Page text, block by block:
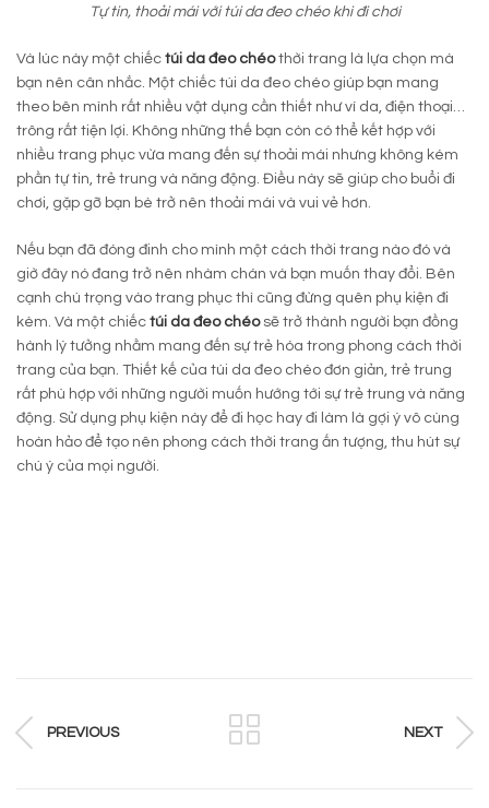
Tự tin, thoải mái với túi da đeo chéo khi đi chơi
Và lúc này một chiếc túi da đeo chéothời trang là lựa chọn mà
bạn nên cân nhắc. Một chiếc túi da đeo chéo giúp bạn mang
theo bên mình rất nhiều vật dụng cần thiết như ví da, điện thoại…
trông rất tiện lợi. Không những thế bạn còn có thể kết hợp với
nhiều trang phục vừa mang đến sự thoải mái nhưng không kém
phần tự tin, trẻ trung và năng động. Điều này sẽ giúp cho buổi đi
chơi, gặp gỡ bạn bè trở nên thoải mái và vui vẻ hơn.
Nếu bạn đã đóng đinh cho mình một cách thời trang nào đó và
giờ đây nó đang trở nên nhàm chán và bạn muốn thay đổi. Bên
cạnh chú trọng vào trang phục thì cũng đừng quên phụ kiện đi
kèm. Và một chiếc túi da đeo chéosẽ trở thành người bạn đồng
hành lý tưởng nhằm mang đến sự trẻ hóa trong phong cách thời
trang của bạn. Thiết kế của túi da đeo chéo đơn giản, trẻ trung
rất phù hợp với những người muốn hướng tới sự trẻ trung và năng
động. Sử dụng phụ kiện này để đi học hay đi làm là gợi ý vô cùng
hoàn hảo để tạo nên phong cách thời trang ấn tượng, thu hút sự
chú ý của mọi người.
PREVIOUS NEXT